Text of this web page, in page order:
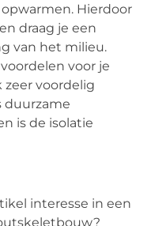
Hierdoor
draag je een
van het milieu.
voor je
voordelig
duurzame
is de isolatie
interesse in een